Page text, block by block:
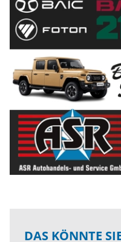
DAS KÖNNTE